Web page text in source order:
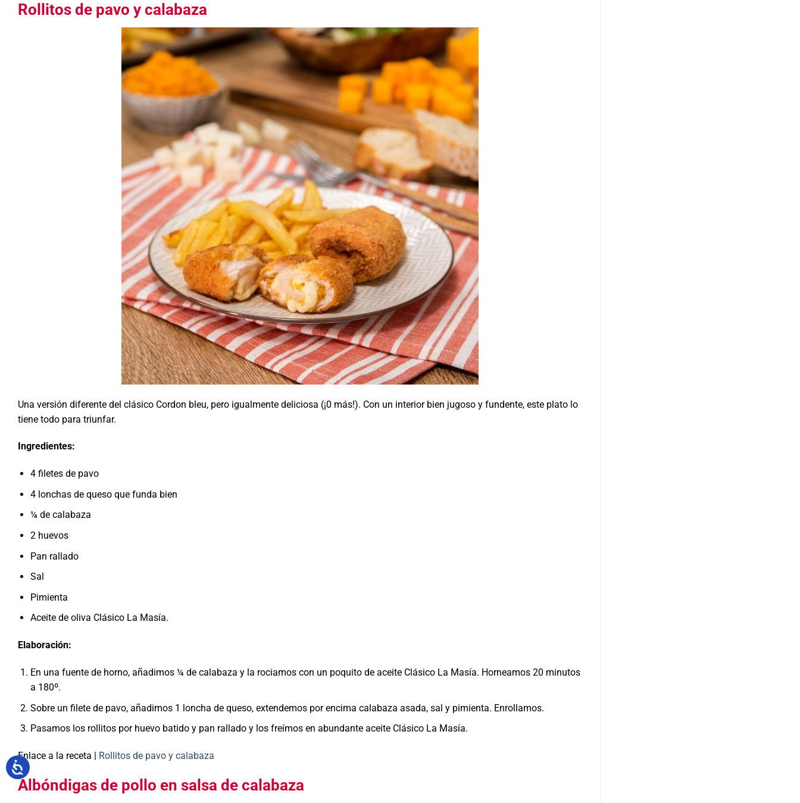
Rollitos de pavo y calabaza
Una versión diferente del clásico Cordon bleu, pero igualmente deliciosa (¡0 más!). Con un interior bien jugoso y fundente, este plato lo
tiene todo para triunfar.
Ingredientes:
4 filetes de pavo
4 lonchas de queso que funda bien
¼ de calabaza
2 huevos
Pan rallado
Sal
Pimienta
Aceite de oliva Clásico La Masía.
Elaboración:
En una fuente de horno, añadimos ¼ de calabaza y la rociamos con un poquito de aceite Clásico La Masía. Horneamos 20 minutos
a 180º.
Sobre un filete de pavo, añadimos 1 loncha de queso, extendemos por encima calabaza asada, sal y pimienta. Enrollamos.
Pasamos los rollitos por huevo batido y pan rallado y los freímos en abundante aceite Clásico La Masía.
Enlace a la receta | Rollitos de pavo y calabaza
Albóndigas de pollo en salsa de calabaza